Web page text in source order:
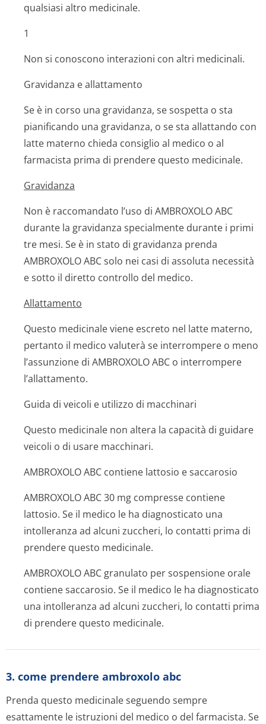
qualsiasi altro medicinale.
1
Non si conoscono interazioni con altri medicinali.
Gravidanza e allattamento
Se è in corso una gravidanza, se sospetta o sta
pianificando una gravidanza, o se sta allattando con
latte materno chieda consiglio al medico o al
farmacista prima di prendere questo medicinale.
Gravidanza
Non è raccomandato l’uso di AMBROXOLO ABC
durante la gravidanza specialmente durante i primi
tre mesi. Se è in stato di gravidanza prenda
AMBROXOLO ABC solo nei casi di assoluta necessità
e sotto il diretto controllo del medico.
Allattamento
Questo medicinale viene escreto nel latte materno,
pertanto il medico valuterà se interrompere o meno
l’assunzione di AMBROXOLO ABC o interrompere
l’allattamento.
Guida di veicoli e utilizzo di macchinari
Questo medicinale non altera la capacità di guidare
veicoli o di usare macchinari.
AMBROXOLO ABC contiene lattosio e saccarosio
AMBROXOLO ABC 30 mg compresse contiene
lattosio. Se il medico le ha diagnosticato una
intolleranza ad alcuni zuccheri, lo contatti prima di
prendere questo medicinale.
AMBROXOLO ABC granulato per sospensione orale
contiene saccarosio. Se il medico le ha diagnosticato
una intolleranza ad alcuni zuccheri, lo contatti prima
di prendere questo medicinale.
3. come prendere ambroxolo abc
Prenda questo medicinale seguendo sempre
esattamente le istruzioni del medico o del farmacista. Se